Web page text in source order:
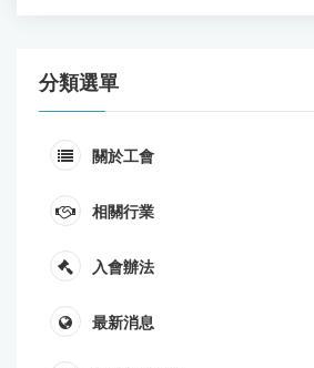
分類選單
關於工會
相關行業
入會辦法
最新消息